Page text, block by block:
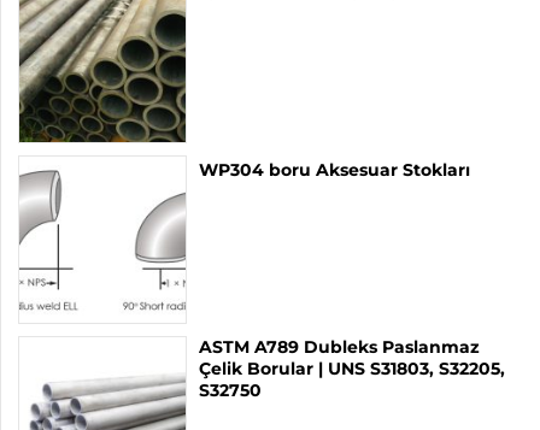
WP304 boru Aksesuar Stokları
ASTM A789 Dubleks Paslanmaz
Çelik Borular | UNS S31803, S32205,
S32750